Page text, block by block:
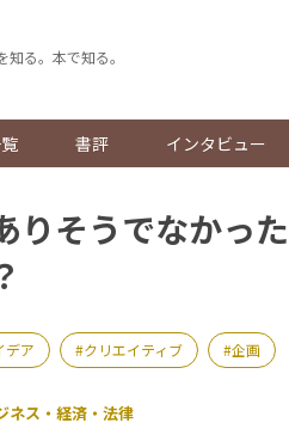
知る。本で知る。
書評 インタビュー
りそうでなかっ
デア クリエイティブ 企画
ネス・経済・法律